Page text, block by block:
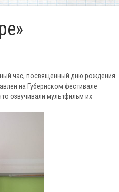
час, посвященный дню рождения
на Губернском фестивале
озвучивали мультфильм их